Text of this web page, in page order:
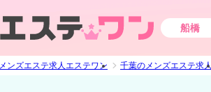
船橋
メンズエステ求人エステワン 千葉のメンズエステ求人